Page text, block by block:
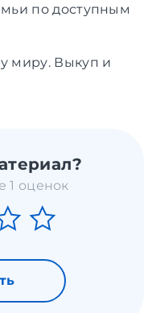
по доступным
миру. Выкуп и
1 оценок